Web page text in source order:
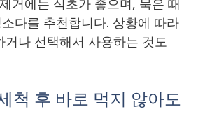
다를 추천합니다. 상황에 따라
거나 선택해서 사용하는 것도
척 후 바로 먹지 않아도